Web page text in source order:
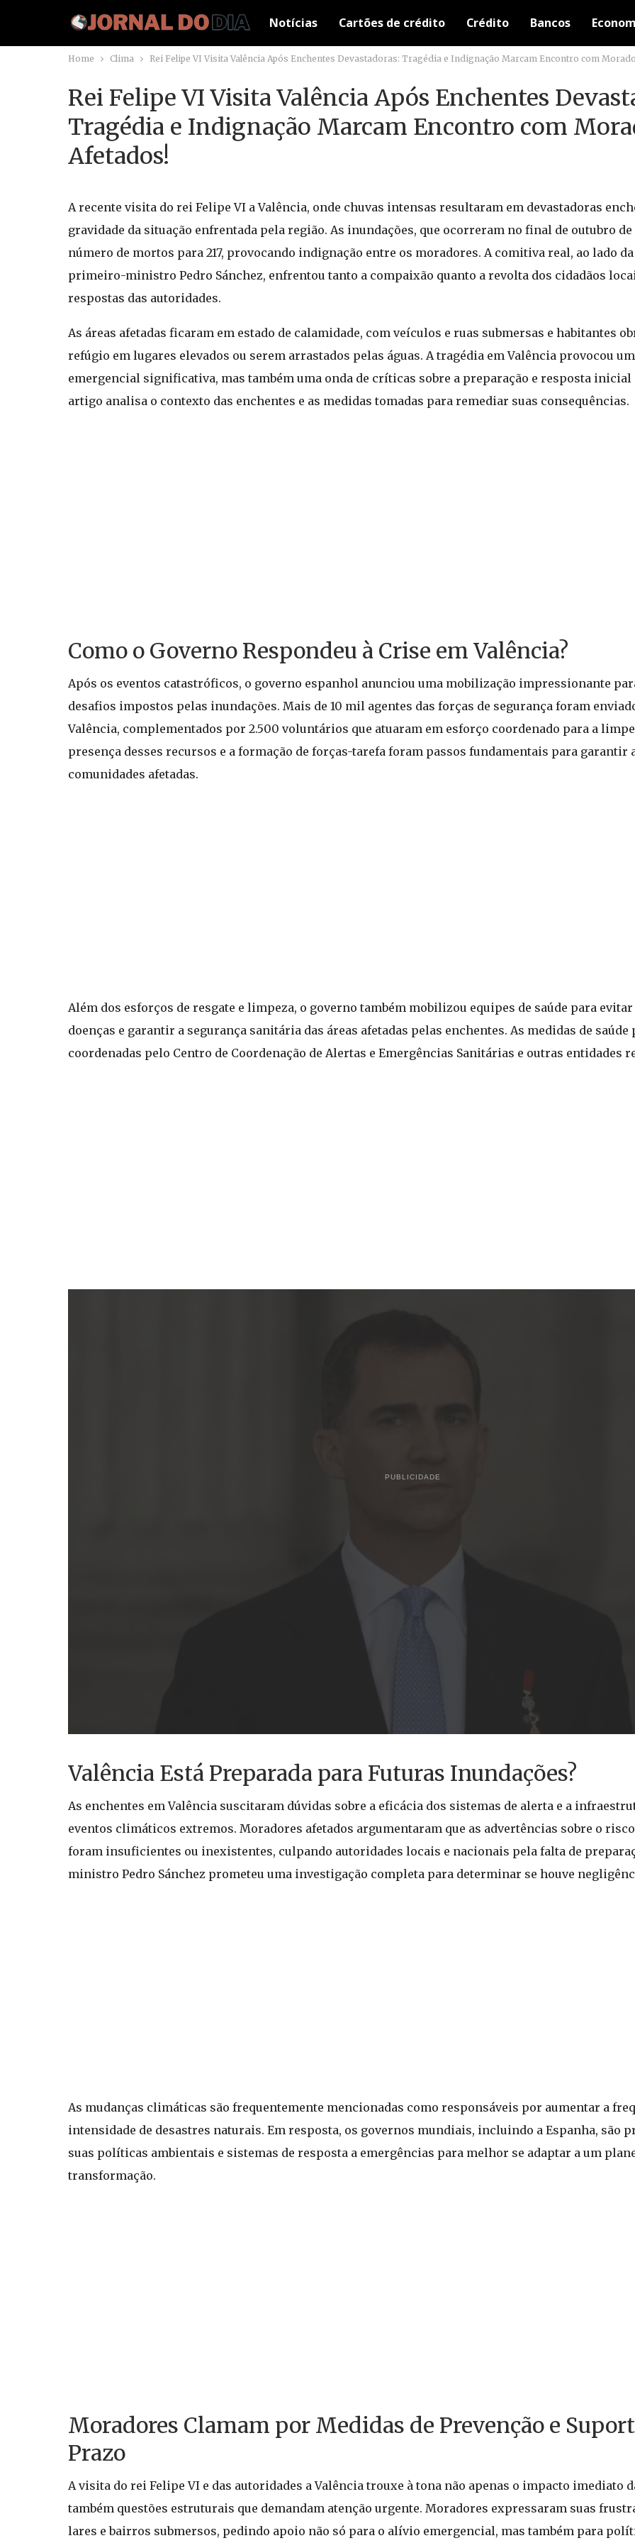
Notícias Cartões de crédito Crédito Bancos
Home Clima Rei Felipe VI Visita Valência Após Enchentes Devastadoras: Tragédia e Indignação Marcam Encontro com
Rei Felipe VI Visita Valência Após Enchentes
Tragédia e Indignação Marcam Encontro com
Afetados!
A recente visita do rei Felipe VI a Valência, onde chuvas intensas resultaram em devastadoras
gravidade da situação enfrentada pela região. As inundações, que ocorreram no final de outubro de
número de mortos para 217, provocando indignação entre os moradores. A comitiva real, ao lado
primeiro-ministro Pedro Sánchez, enfrentou tanto a compaixão quanto a revolta dos cidadãos
respostas das autoridades.
As áreas afetadas ficaram em estado de calamidade, com veículos e ruas submersas e habitantes
refúgio em lugares elevados ou serem arrastados pelas águas. A tragédia em Valência provocou
emergencial significativa, mas também uma onda de críticas sobre a preparação e resposta inicial
artigo analisa o contexto das enchentes e as medidas tomadas para remediar suas consequências.
Como o Governo Respondeu à Crise em Valência?
Após os eventos catastróficos, o governo espanhol anunciou uma mobilização impressionante
desafios impostos pelas inundações. Mais de 10 mil agentes das forças de segurança foram
Valência, complementados por 2.500 voluntários que atuaram em esforço coordenado para a
presença desses recursos e a formação de forças-tarefa foram passos fundamentais para garantir
comunidades afetadas.
Além dos esforços de resgate e limpeza, o governo também mobilizou equipes de saúde para
doenças e garantir a segurança sanitária das áreas afetadas pelas enchentes. As medidas de
coordenadas pelo Centro de Coordenação de Alertas e Emergências Sanitárias e outras entidades
PUBLICIDADE
Valência Está Preparada para Futuras Inundações?
As enchentes em Valência suscitaram dúvidas sobre a eficácia dos sistemas de alerta e a
eventos climáticos extremos. Moradores afetados argumentaram que as advertências sobre o
foram insuficientes ou inexistentes, culpando autoridades locais e nacionais pela falta de
ministro Pedro Sánchez prometeu uma investigação completa para determinar se houve
As mudanças climáticas são frequentemente mencionadas como responsáveis por aumentar a
intensidade de desastres naturais. Em resposta, os governos mundiais, incluindo a Espanha, são
suas políticas ambientais e sistemas de resposta a emergências para melhor se adaptar a um
transformação.
Moradores Clamam por Medidas de Prevenção e
Prazo
A visita do rei Felipe VI e das autoridades a Valência trouxe à tona não apenas o impacto imediato
também questões estruturais que demandam atenção urgente. Moradores expressaram suas
lares e bairros submersos, pedindo apoio não só para o alívio emergencial, mas também para